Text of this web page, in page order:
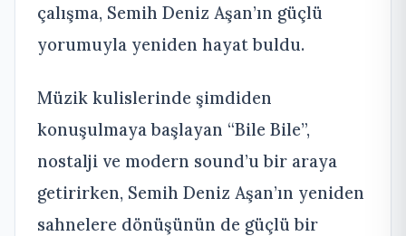
çalışma, Semih Deniz Aşan’ın güçlü
yorumuyla yeniden hayat buldu.
Müzik kulislerinde şimdiden
konuşulmaya başlayan “Bile Bile”,
nostalji ve modern sound’u bir araya
getirirken, Semih Deniz Aşan’ın yeniden
sahnelere dönüşünün de güçlü bir